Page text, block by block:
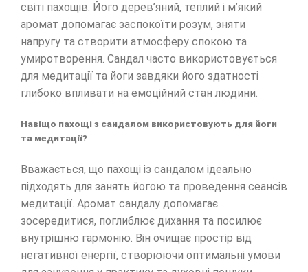
світі пахощів. Його дерев’яний, теплий і м’який
аромат допомагає заспокоїти розум, зняти
напругу та створити атмосферу спокою та
умиротворення. Сандал часто використовується
для медитації та йоги завдяки його здатності
глибоко впливати на емоційний стан людини.
Навіщо пахощі з сандалом використовують для йоги
та медитації?
Вважається, що пахощі із сандалом ідеально
підходять для занять йогою та проведення сеансів
медитації. Аромат сандалу допомагає
зосередитися, поглиблює дихання та посилює
внутрішню гармонію. Він очищає простір від
негативної енергії, створюючи оптимальні умови